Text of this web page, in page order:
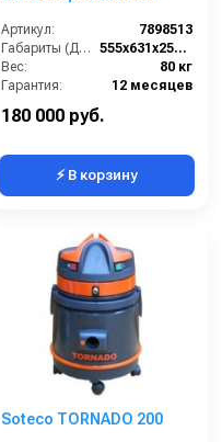
Артикул:
7898513
Габариты (ДхШхВ):
555x631x2505(1361)
Вес:
80 кг
Гарантия:
12 месяцев
180 000 руб.
⚡ В корзину
Soteco TORNADO 200